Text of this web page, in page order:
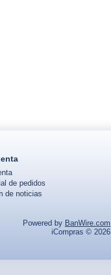
de pedidos
de noticias
Powered by BanWire.com
iCompras © 2026